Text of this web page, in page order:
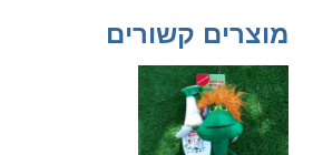
מוצרים קשורים